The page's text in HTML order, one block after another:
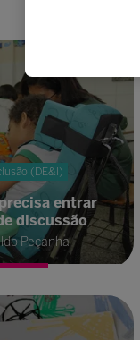
(DE&I)
entrar
discussão
Peçanha